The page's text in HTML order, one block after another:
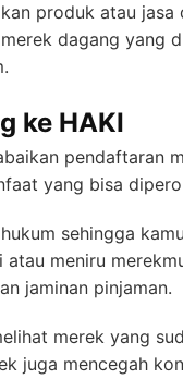
produk atau
dagang yang
ke HAKI
pendaftaran
yang bisa
sehingga
meniru
jaminan pinjaman.
merek yang
juga mencegah